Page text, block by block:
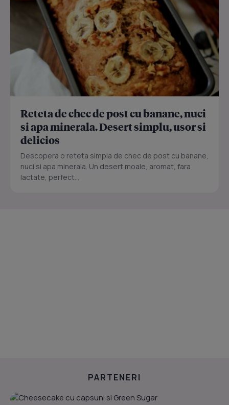
Reteta de chec de post cu banane, nuci
si apa minerala. Desert simplu, usor si
delicios
Descopera o reteta simpla de chec de post cu banane,
nuci si apa minerala. Un desert moale, aromat, fara
lactate, perfect...
PARTENERI